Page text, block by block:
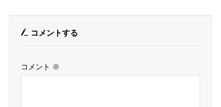
コメントする
コメント ※